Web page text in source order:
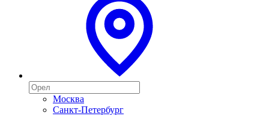
Москва
Санкт-Петербург